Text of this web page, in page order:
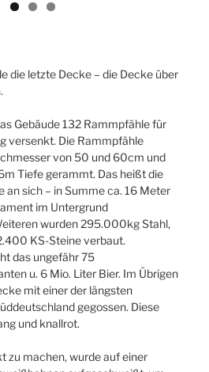
die letzte Decke – die Decke über
Gebäude 132 Rammpfähle für
versenkt. Die Rammpfähle
von 50 und 60cm und
Tiefe gerammt. Das heißt die
an sich – in Summe ca. 16 Meter
im Untergrund
wurden 295.000kg Stahl,
KS-Steine verbaut.
das ungefähr 75
u. 6 Mio. Liter Bier. Im Übrigen
mit einer der längsten
gegossen. Diese
und knallrot.
zu machen, wurde auf einer